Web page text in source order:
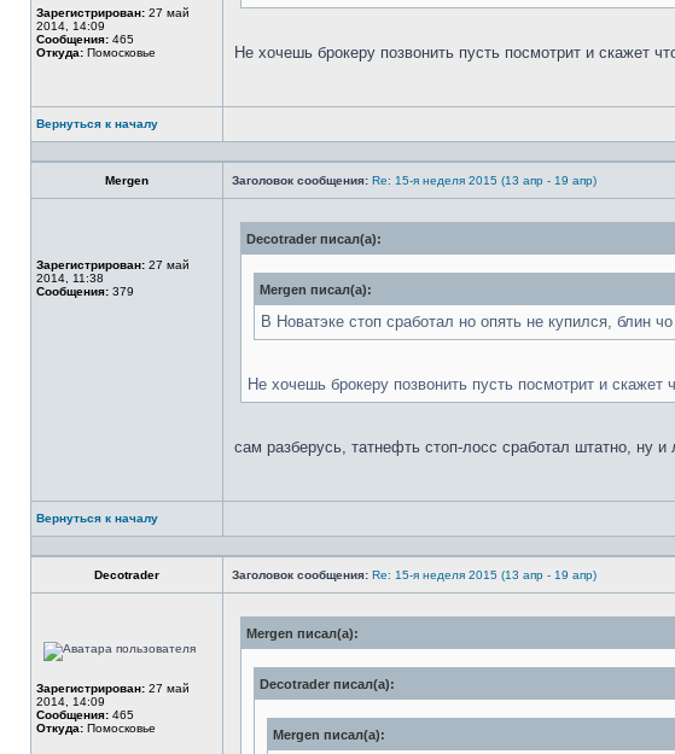
Зарегистрирован: 27 май
2014, 14:09
Сообщения: 465
Откуда: Помосковье Не хочешь брокеру позвонить пусть посмотрит и скажет
Вернуться к началу
Профиль
Mergen Заголовок сообщения: Re: 15-я неделя 2015 (13 апр - 19 апр)
сети
Зарегистрирован: 27 май
2014, 11:38
Сообщения: 379
Decotrader писал(а):
Mergen писал(а):
В Новатэке стоп сработал но опять не купился, блин
Не хочешь брокеру позвонить пусть посмотрит и
сам разберусь, татнефть стоп-лосс сработал штатно, ну
Вернуться к началу
Профиль
Decotrader Заголовок сообщения: Re: 15-я неделя 2015 (13 апр - 19 апр)
в
Зарегистрирован: 27 май
2014, 14:09
Сообщения: 465
Откуда: Помосковье
Mergen писал(а):
Decotrader писал(а):
Mergen писал(а):